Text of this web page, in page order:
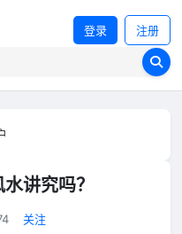
登录 注册
讲究吗？
关注